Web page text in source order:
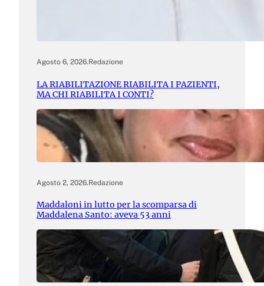
Agosto 6, 2026.Redazione
LA RIABILITAZIONE RIABILITA I PAZIENTI,
MA CHI RIABILITA I CONTI?
Agosto 2, 2026.Redazione
Maddaloni in lutto per la scomparsa di
Maddalena Santo: aveva 53 anni